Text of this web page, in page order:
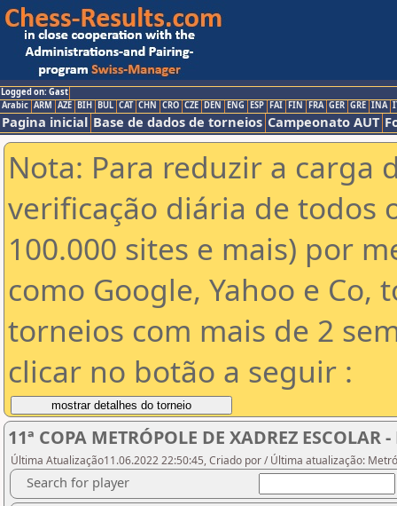
Logged on: Gast
Arabic ARM AZE BIH BUL CAT CHN CRO CZE DEN ENG ESP FAI FIN FRA GER GRE INA
Pagina inicial Base de dados de torneios Campeonato AUT
Nota: Para reduzir a carga
verificação diária de todos
100.000 sites e mais) por
como Google, Yahoo e Co,
torneios com mais de 2
clicar no botão a seguir :
11ª COPA METRÓPOLE DE XADREZ ESCOLAR -
Última Atualização11.06.2022 22:50:45, Criado por / Última atualização:
Search for player